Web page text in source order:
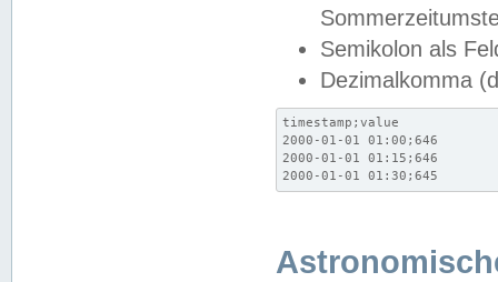
Semikolon als
Dezimalkomma
timestamp;value
2000-01-01 01:00;646
2000-01-01 01:15;646
2000-01-01 01:30;645